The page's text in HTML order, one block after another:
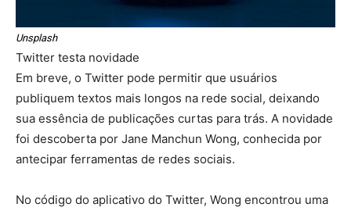
Unsplash
Twitter testa novidade
Em breve, o Twitter pode permitir que usuários
publiquem textos mais longos na rede social, deixando
sua essência de publicações curtas para trás. A novidade
foi descoberta por Jane Manchun Wong, conhecida por
antecipar ferramentas de redes sociais.
No código do aplicativo do Twitter, Wong encontrou uma